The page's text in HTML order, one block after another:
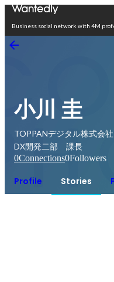
Business social network with 4M
小川 圭
TOPPANデジタル株式会
DX開発二部 課長
0Connections0Followers
Profile Stories